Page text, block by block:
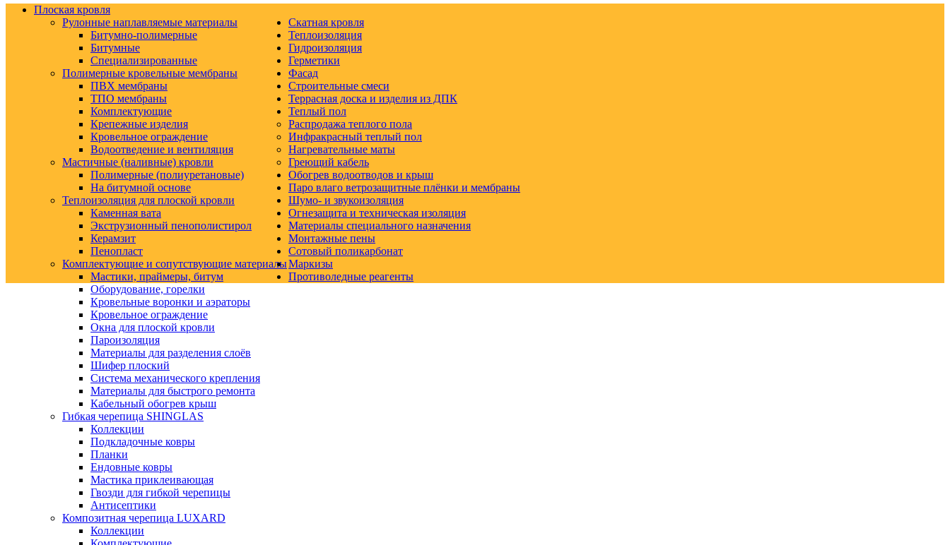
Плоская кровля
Рулонные наплавляемые материалы
Битумно-полимерные
Битумные
Специализированные
Полимерные кровельные мембраны
ПВХ мембраны
ТПО мембраны
Комплектующие
Крепежные изделия
Кровельное ограждение
Водоотведение и вентиляция
Мастичные (наливные) кровли
Полимерные (полиуретановые)
На битумной основе
Теплоизоляция для плоской кровли
Каменная вата
Экструзионный пенополистирол
Керамзит
Пенопласт
Комплектующие и сопутствующие материалы
Мастики, праймеры, битум
Оборудование, горелки
Кровельные воронки и аэраторы
Кровельное ограждение
Окна для плоской кровли
Пароизоляция
Материалы для разделения слоёв
Шифер плоский
Система механического крепления
Материалы для быстрого ремонта
Кабельный обогрев крыш
Скатная кровля
Гибкая черепица SHINGLAS
Коллекции
Подкладочные ковры
Планки
Ендовные ковры
Мастика приклеивающая
Гвозди для гибкой черепицы
Антисептики
Композитная черепица LUXARD
Коллекции
Теплоизоляция
Гидроизоляция
Герметики
Фасад
Строительные смеси
Террасная доска и изделия из ДПК
Теплый пол
Распродажа теплого пола
Инфракрасный теплый пол
Нагревательные маты
Греющий кабель
Обогрев водоотводов и крыш
Паро влаго ветрозащитные плёнки и мембраны
Шумо- и звукоизоляция
Огнезащита и техническая изоляция
Материалы специального назначения
Монтажные пены
Сотовый поликарбонат
Маркизы
Противоледные реагенты